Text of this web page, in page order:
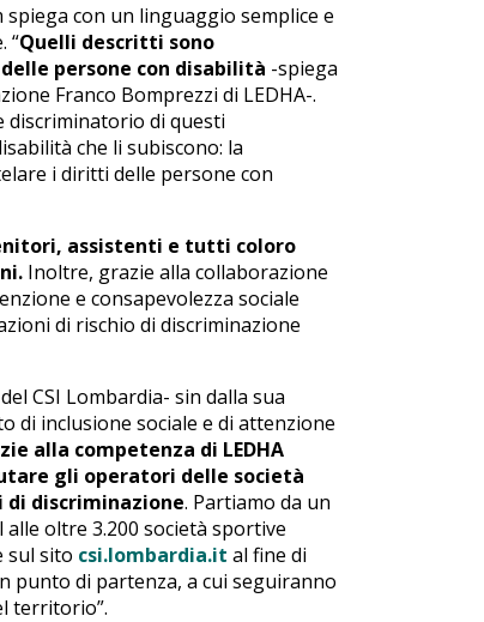
con un linguaggio semplice e
“Quelli descritti sono
persone con disabilità -spiega
Franco Bomprezzi di LEDHA-.
discriminatorio di questi
che li subiscono: la
i diritti delle persone con
assistenti e tutti coloro
Inoltre, grazie alla collaborazione
e consapevolezza sociale
di rischio di discriminazione
CSI Lombardia- sin dalla sua
di inclusione sociale e di attenzione
alla competenza di LEDHA
gli operatori delle società
discriminazione. Partiamo da un
oltre 3.200 società sportive
sul sito csi.lombardia.it al fine di
punto di partenza, a cui seguiranno
territorio”.